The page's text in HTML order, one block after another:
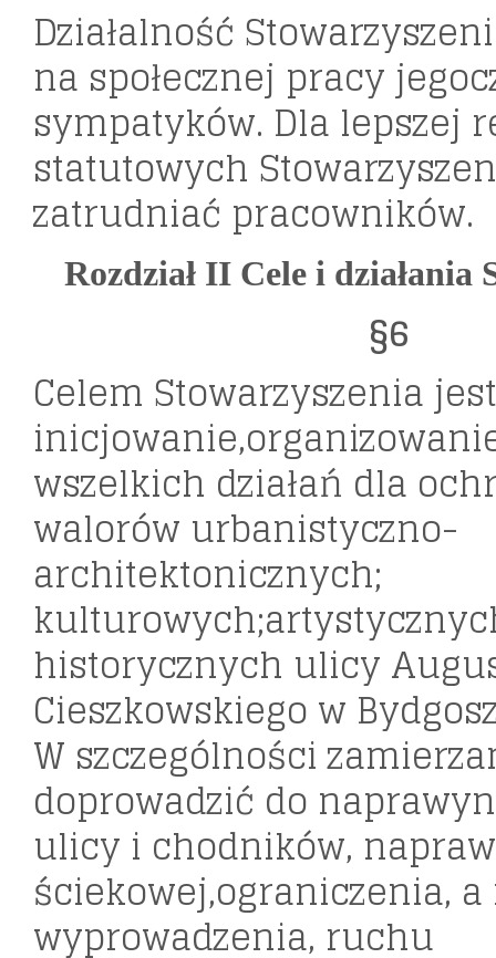
Działalność
na społecznej pracy
sympatyków. Dla lepszej
statutowych
zatrudniać pracowników.
Rozdział II Cele i działania
§6
Celem Stowarzyszenia jest
wszelkich działań dla
walorów urbanistyczno-
architektonicznych;
historycznych ulicy
Cieszkowskiego w
W szczególności
doprowadzić do
ulicy i chodników,
ściekowej,ograniczenia,
wyprowadzenia, ruchu